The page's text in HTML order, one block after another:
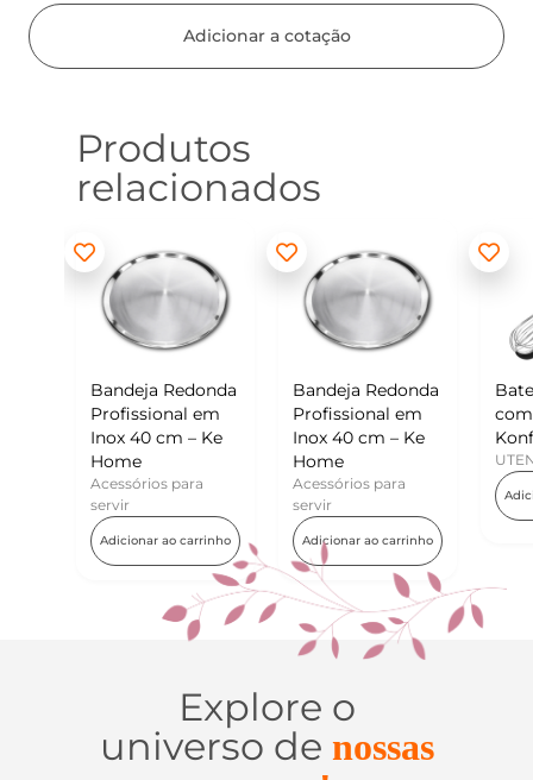
Adicionar a cotação
Produtos
relacionados
Bandeja Redonda
Profissional em
Inox 40 cm – Ke
Home
Acessórios para
Adicionar ao carrinho
Batedor de Ovos
com Raspador –
Konfektt
UTENSÍLIOS
Adicionar ao carrinho
Explore o
universo de nossas